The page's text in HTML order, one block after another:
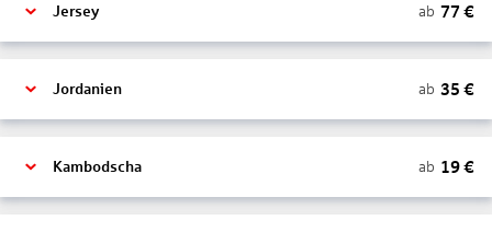
Jersey ab 77 €
Jordanien ab 35 €
Kambodscha ab 19€